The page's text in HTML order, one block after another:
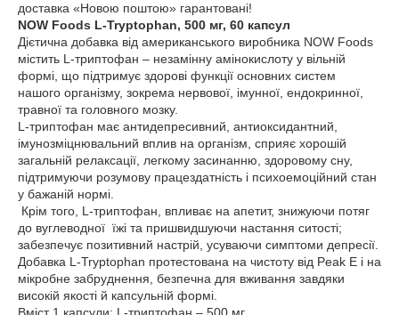
доставка «Новою поштою» гарантовані!
NOW Foods L-Tryptophan, 500 мг, 60 капсул
Дієтична добавка від американського виробника NOW Foods
містить L-триптофан – незамінну амінокислоту у вільній
формі, що підтримує здорові функції основних систем
нашого організму, зокрема нервової, імунної, ендокринної,
травної та головного мозку.
L-триптофан має антидепресивний, антиоксидантний,
імунозміцнювальний вплив на організм, сприяє хорошій
загальній релаксації, легкому засинанню, здоровому сну,
підтримуючи розумову працездатність і психоемоційний стан
у бажаній нормі.
Крім того, L-триптофан, впливає на апетит, знижуючи потяг
до вуглеводної їжі та пришвидшуючи настання ситості;
забезпечує позитивний настрій, усуваючи симптоми депресії.
Дoбaвка L-Tryptophan протестована на чистоту від Peak E і на
мікробне забруднення, безпечна для вживання завдяки
високій якості й капсульній формі.